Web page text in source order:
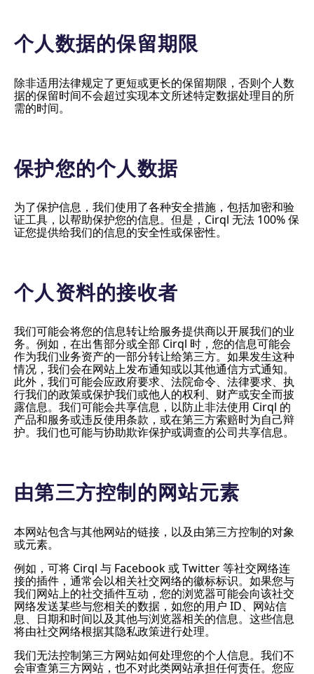
个人数据的保留期限
除非适用法律规定了更短或更长的保留期限，否则个人数
据的保留时间不会超过实现本文所述特定数据处理目的所
需的时间。
保护您的个人数据
为了保护信息，我们使用了各种安全措施，包括加密和验
证工具，以帮助保护您的信息。但是，Cirql 无法 100% 保
证您提供给我们的信息的安全性或保密性。
个人资料的接收者
我们可能会将您的信息转让给服务提供商以开展我们的业
务。例如，在出售部分或全部 Cirql 时，您的信息可能会
作为我们业务资产的一部分转让给第三方。如果发生这种
情况，我们会在网站上发布通知或以其他通信方式通知。
此外，我们可能会应政府要求、法院命令、法律要求、执
行我们的政策或保护我们或他人的权利、财产或安全而披
露信息。我们可能会共享信息，以防止非法使用 Cirql 的
产品和服务或违反使用条款，或在第三方索赔时为自己辩
护。我们也可能与协助欺诈保护或调查的公司共享信息。
由第三方控制的网站元素
本网站包含与其他网站的链接，以及由第三方控制的对象
或元素。
例如，可将 Cirql 与 Facebook 或 Twitter 等社交网络连
接的插件，通常会以相关社交网络的徽标标识。如果您与
我们网站上的社交插件互动，您的浏览器可能会向该社交
网络发送某些与您相关的数据，如您的用户 ID、网站信
息、日期和时间以及其他与浏览器相关的信息。这些信息
将由社交网络根据其隐私政策进行处理。
我们无法控制第三方网站如何处理您的个人信息。我们不
会审查第三方网站，也不对此类网站承担任何责任。您应